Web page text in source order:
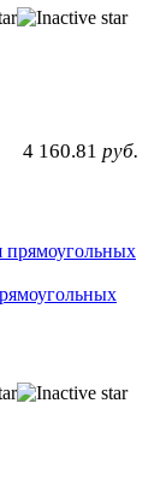
4 160.81 руб.